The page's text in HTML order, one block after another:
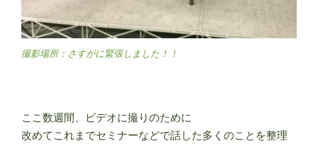
撮影場所：さすがに緊張しました！！
ここ数週間、ビデオに撮りのために
改めてこれまでセミナーなどで話した多くのことを整理